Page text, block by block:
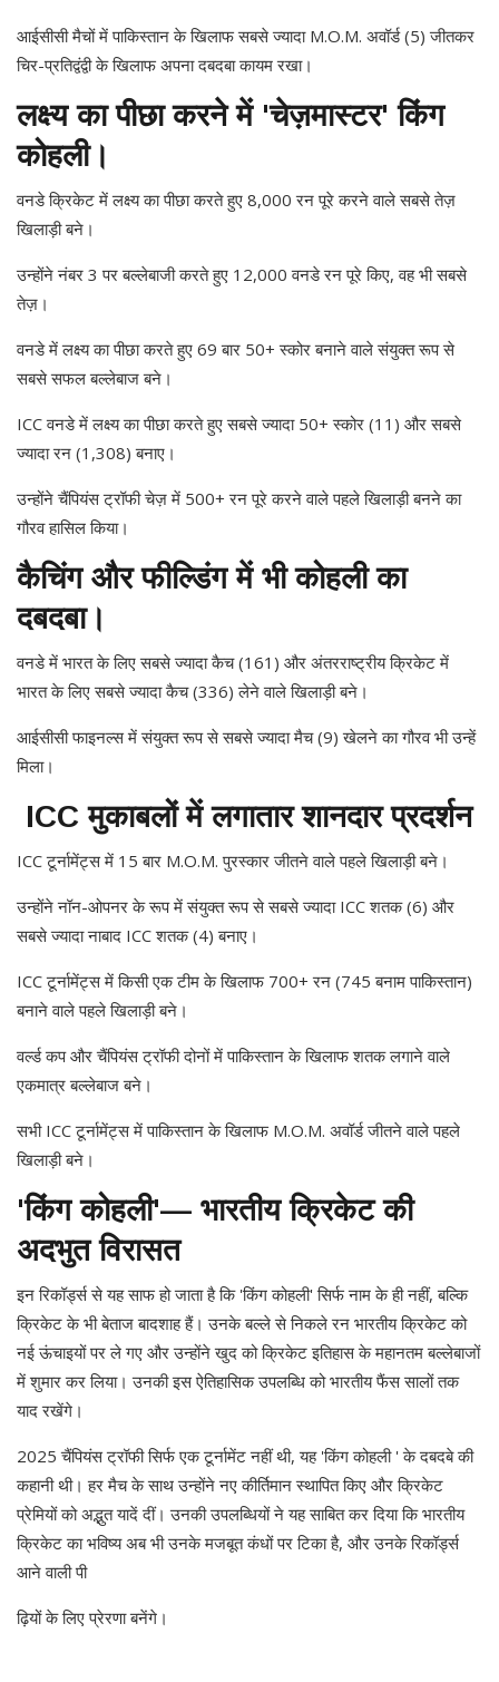
आईसीसी मैचों में पाकिस्तान के खिलाफ सबसे ज्यादा M.O.M. अवॉर्ड (5) जीतकर
चिर-प्रतिद्वंद्वी के खिलाफ अपना दबदबा कायम रखा।
लक्ष्य का पीछा करने में 'चेज़मास्टर' किंग
कोहली।
वनडे क्रिकेट में लक्ष्य का पीछा करते हुए 8,000 रन पूरे करने वाले सबसे तेज़
खिलाड़ी बने।
उन्होंने नंबर 3 पर बल्लेबाजी करते हुए 12,000 वनडे रन पूरे किए, वह भी सबसे
तेज़।
वनडे में लक्ष्य का पीछा करते हुए 69 बार 50+ स्कोर बनाने वाले संयुक्त रूप से
सबसे सफल बल्लेबाज बने।
ICC वनडे में लक्ष्य का पीछा करते हुए सबसे ज्यादा 50+ स्कोर (11) और सबसे
ज्यादा रन (1,308) बनाए।
उन्होंने चैंपियंस ट्रॉफी चेज़ में 500+ रन पूरे करने वाले पहले खिलाड़ी बनने का
गौरव हासिल किया।
कैचिंग और फील्डिंग में भी कोहली का
दबदबा।
वनडे में भारत के लिए सबसे ज्यादा कैच (161) और अंतरराष्ट्रीय क्रिकेट में
भारत के लिए सबसे ज्यादा कैच (336) लेने वाले खिलाड़ी बने।
आईसीसी फाइनल्स में संयुक्त रूप से सबसे ज्यादा मैच (9) खेलने का गौरव भी उन्हें
मिला।
ICC मुकाबलों में लगातार शानदार प्रदर्शन
ICC टूर्नामेंट्स में 15 बार M.O.M. पुरस्कार जीतने वाले पहले खिलाड़ी बने।
उन्होंने नॉन-ओपनर के रूप में संयुक्त रूप से सबसे ज्यादा ICC शतक (6) और
सबसे ज्यादा नाबाद ICC शतक (4) बनाए।
ICC टूर्नामेंट्स में किसी एक टीम के खिलाफ 700+ रन (745 बनाम पाकिस्तान)
बनाने वाले पहले खिलाड़ी बने।
वर्ल्ड कप और चैंपियंस ट्रॉफी दोनों में पाकिस्तान के खिलाफ शतक लगाने वाले
एकमात्र बल्लेबाज बने।
सभी ICC टूर्नामेंट्स में पाकिस्तान के खिलाफ M.O.M. अवॉर्ड जीतने वाले पहले
खिलाड़ी बने।
'किंग कोहली'— भारतीय क्रिकेट की
अदभुत विरासत
इन रिकॉर्ड्स से यह साफ हो जाता है कि 'किंग कोहली' सिर्फ नाम के ही नहीं, बल्कि
क्रिकेट के भी बेताज बादशाह हैं। उनके बल्ले से निकले रन भारतीय क्रिकेट को
नई ऊंचाइयों पर ले गए और उन्होंने खुद को क्रिकेट इतिहास के महानतम बल्लेबाजों
में शुमार कर लिया। उनकी इस ऐतिहासिक उपलब्धि को भारतीय फैंस सालों तक
याद रखेंगे।
2025 चैंपियंस ट्रॉफी सिर्फ एक टूर्नामेंट नहीं थी, यह 'किंग कोहली ' के दबदबे की
कहानी थी। हर मैच के साथ उन्होंने नए कीर्तिमान स्थापित किए और क्रिकेट
प्रेमियों को अद्भुत यादें दीं। उनकी उपलब्धियों ने यह साबित कर दिया कि भारतीय
क्रिकेट का भविष्य अब भी उनके मजबूत कंधों पर टिका है, और उनके रिकॉर्ड्स
आने वाली पी
ढ़ियों के लिए प्रेरणा बनेंगे।